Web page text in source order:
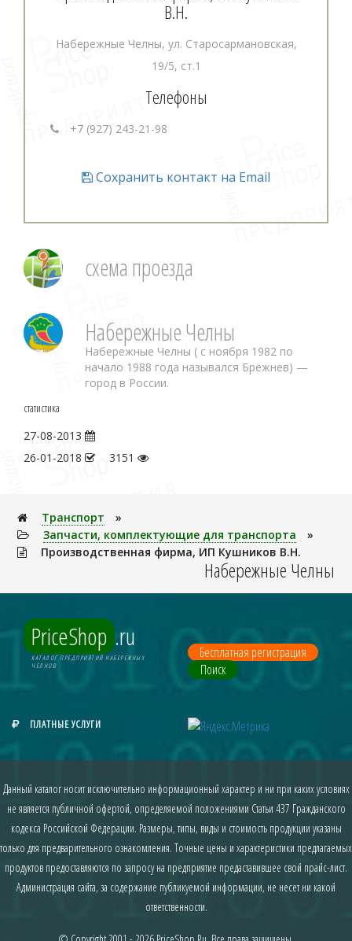
В.Н.
Набережные Челны, ул. Старосармановская,
19/5, ст.1
Телефоны
+7 (927) 243-21-98
Сохранить контакт на Email
схема проезда
Набережные Челны
Набережные Челны ( с ноября 1982 по
начало 1988 года назывался Брежнев) —
город в России.
статистика
27-08-2013
26-01-2018
3151
Транспорт
»
Запчасти, комплектующие для транспорта
»
Производственная фирма, ИП Кушников В.Н.
Набережные Челны
PriceShop .ru
КАТАЛОГ ПРЕДПРИЯТИЙ НАБЕРЕЖНЫХ
ЧЕЛНОВ
Бесплатная регистрация
Поиск
ПЛАТНЫЕ УСЛУГИ
Данный каталог носит исключительно информационный характер и ни при каких условиях
не является публичной офертой, определяемой положениями Статьи 437 Гражданского
кодекса Российской Федерации. Размеры, типы, виды и стоимость продукции указаны
только для предварительного ознакомления. Точные цены и характеристики предлагаемых
продуктов предоставляются по запросу на предприятие предаставившее свой прайс-лист.
Администрация сайта, за содержание публикуемой информации, не несет ни какой
ответственности.